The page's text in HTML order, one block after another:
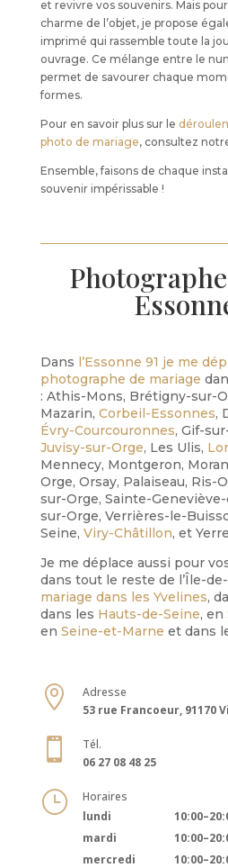
et revivre vos souvenirs. Mais
charme de l’objet, je propose
imprimé qui rassemble toute la
ouvrage. Ce mélange entre le
permet de savourer chaque
formes.
Pour en savoir plus sur le
photo de mariage, consultez
Ensemble, faisons de chaque
souvenir impérissable !
Dans l’Essonne 91 je me
photographe de mariage
: Athis-Mons, Brétigny-sur-
Mazarin, Corbeil-Essonnes,
Évry-Courcouronnes, Gif-
Juvisy-sur-Orge, Les Ulis,
Mennecy, Montgeron,
Orge, Orsay, Palaiseau, Ris-
sur-Orge, Sainte-
sur-Orge, Verrières-le-
Seine, Viry-Châtillon, et
Je me déplace aussi pour
dans tout le reste de l’Île-
mariage dans les Yvelines,
dans les Hauts-de-Seine, en
en Seine-et-Marne et dans

Adresse
53 rue Francoeur, 91170

Tél.
06 27 08 48 25
}
Horaires
lundi
mardi
mercredi